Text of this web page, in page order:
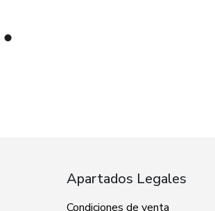
Apartados Legales
Condiciones de venta